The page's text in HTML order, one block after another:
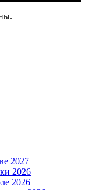
2027
2026
2026